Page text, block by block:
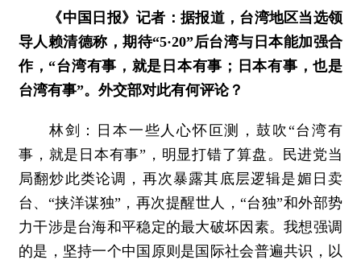
《中国日报》记者：据报道，台湾地区当选领
导人赖清德称，期待“5·20”后台湾与日本能加强合
作，“台湾有事，就是日本有事；日本有事，也是
台湾有事”。外交部对此有何评论？
林剑：日本一些人心怀叵测，鼓吹“台湾有
事，就是日本有事”，明显打错了算盘。民进党当
局翻炒此类论调，再次暴露其底层逻辑是媚日卖
台、“挟洋谋独”，再次提醒世人，“台独”和外部势
力干涉是台海和平稳定的最大破坏因素。我想强调
的是，坚持一个中国原则是国际社会普遍共识，以